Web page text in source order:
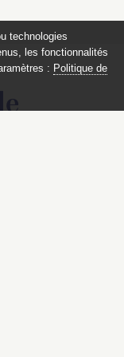
technologies
les fonctionnalités
: Politique de